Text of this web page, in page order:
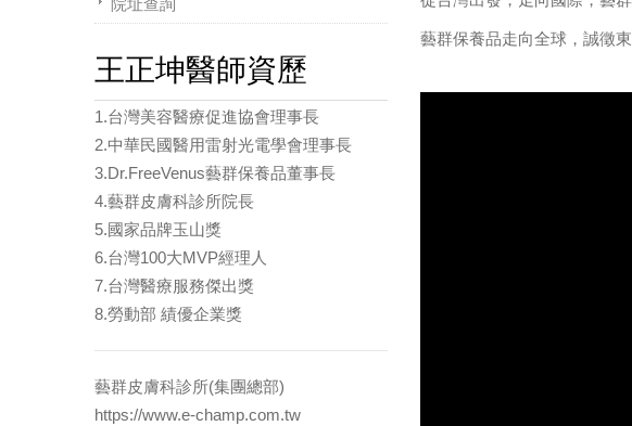
藝群保養品走向全球，誠徵
院址查詢
王正坤醫師資歷
1.台灣美容醫療促進協會理事長
2.中華民國醫用雷射光電學會理事長
3.Dr.FreeVenus藝群保養品董事長
4.藝群皮膚科診所院長
5.國家品牌玉山獎
6.台灣100大MVP經理人
7.台灣醫療服務傑出獎
8.勞動部 績優企業獎
藝群皮膚科診所(集團總部)
https://www.e-champ.com.tw